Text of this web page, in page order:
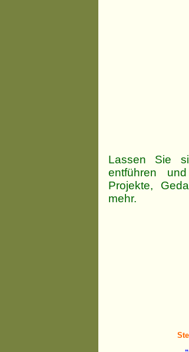
Lassen Sie
entführen
Projekte,
mehr.